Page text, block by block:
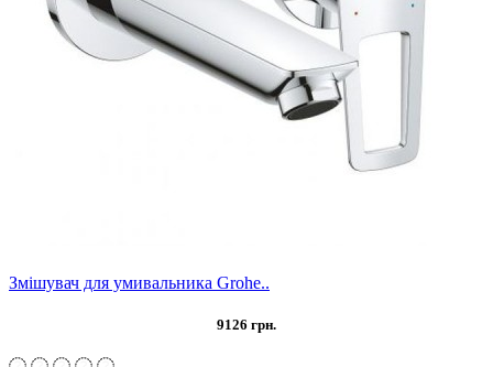
Змішувач для умивальника Grohe..
9126 грн.